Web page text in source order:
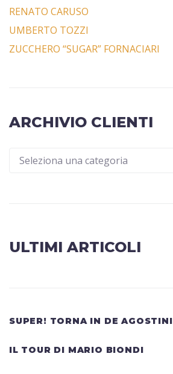
RENATO CARUSO
UMBERTO TOZZI
ZUCCHERO “SUGAR” FORNACIARI
ARCHIVIO CLIENTI
ULTIMI ARTICOLI
SUPER! TORNA IN DE
IL TOUR DI MARIO BIONDI